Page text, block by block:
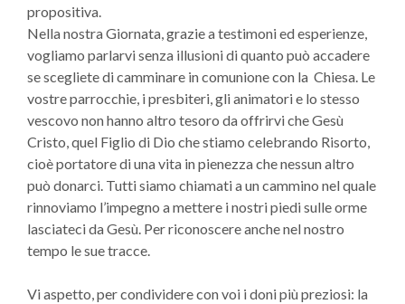
propositiva.
Nella nostra Giornata, grazie a testimoni ed esperienze,
vogliamo parlarvi senza illusioni di quanto può accadere
se scegliete di camminare in comunione con la Chiesa. Le
vostre parrocchie, i presbiteri, gli animatori e lo stesso
vescovo non hanno altro tesoro da offrirvi che Gesù
Cristo, quel Figlio di Dio che stiamo celebrando Risorto,
cioè portatore di una vita in pienezza che nessun altro
può donarci. Tutti siamo chiamati a un cammino nel quale
rinnoviamo l’impegno a mettere i nostri piedi sulle orme
lasciateci da Gesù. Per riconoscere anche nel nostro
tempo le sue tracce.
Vi aspetto, per condividere con voi i doni più preziosi: la